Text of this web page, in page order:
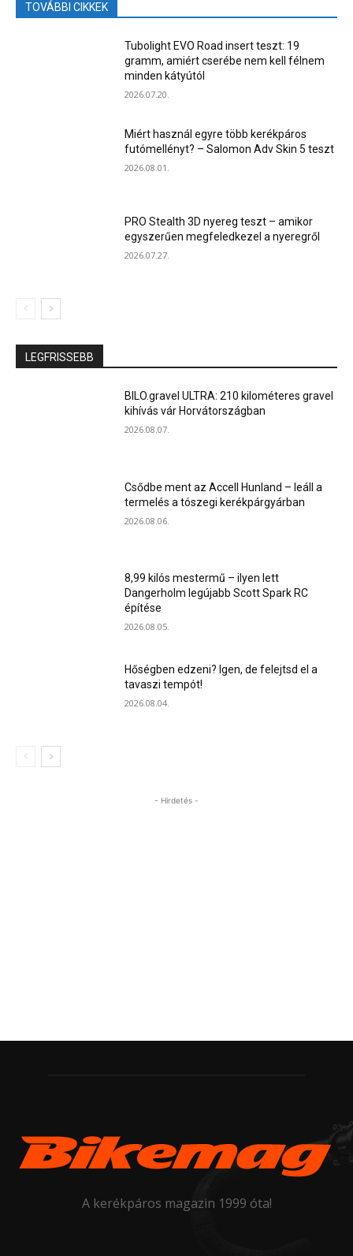
TOVÁBBI CIKKEK
Tubolight EVO Road insert teszt: 19
gramm, amiért cserébe nem kell félnem
minden kátyútól
2026.07.20.
Miért használ egyre több kerékpáros
futómellényt? – Salomon Adv Skin 5 teszt
2026.08.01.
PRO Stealth 3D nyereg teszt – amikor
egyszerűen megfeledkezel a nyeregről
2026.07.27.
LEGFRISSEBB
BILO.gravel ULTRA: 210 kilométeres gravel
kihívás vár Horvátországban
2026.08.07.
Csődbe ment az Accell Hunland – leáll a
termelés a tószegi kerékpárgyárban
2026.08.06.
8,99 kilós mestermű – ilyen lett
Dangerholm legújabb Scott Spark RC
építése
2026.08.05.
Hőségben edzeni? Igen, de felejtsd el a
tavaszi tempót!
2026.08.04.
- Hirdetés -
A kerékpáros magazin 1999 óta!